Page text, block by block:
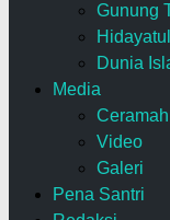
Gunung
Dunia
Media
Video
Galeri
Pena Santri